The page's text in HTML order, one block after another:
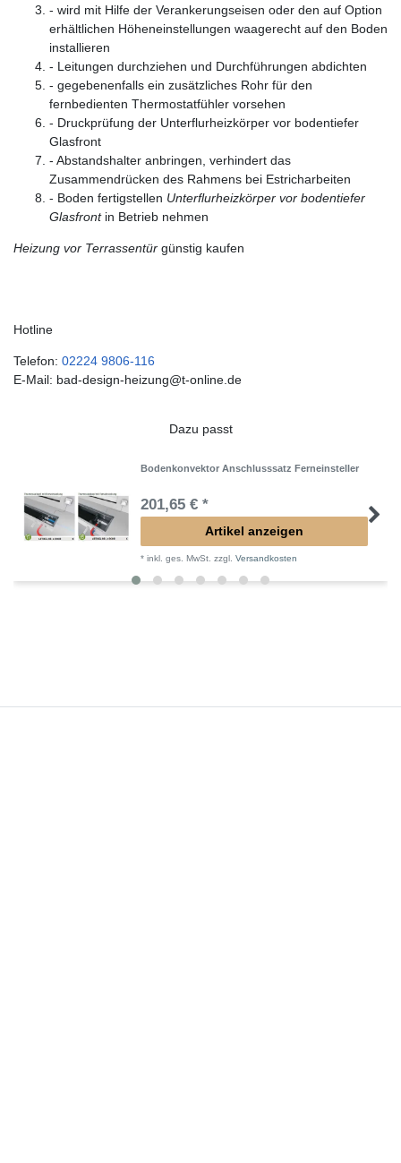
- wird mit Hilfe der Verankerungseisen oder den auf Option
erhältlichen Höheneinstellungen waagerecht auf den Boden
installieren
- Leitungen durchziehen und Durchführungen abdichten
- gegebenenfalls ein zusätzliches Rohr für den
fernbedienten Thermostatfühler vorsehen
- Druckprüfung der Unterflurheizkörper vor bodentiefer
Glasfront
- Abstandshalter anbringen, verhindert das
Zusammendrücken des Rahmens bei Estricharbeiten
- Boden fertigstellen Unterflurheizkörper vor bodentiefer
Glasfrontin Betrieb nehmen
Heizung vor Terrassentür günstig kaufen
Hotline
Telefon: 02224 9806-116
E-Mail: bad-design-heizung@t-online.de
Dazu passt
Bodenkonvektor Anschlusssatz Ferneinsteller
201,65 € *
Artikel anzeigen
*inkl. ges. MwSt. zzgl.Versandkosten